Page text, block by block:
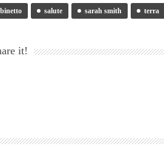
salute sarah smith terra
it!